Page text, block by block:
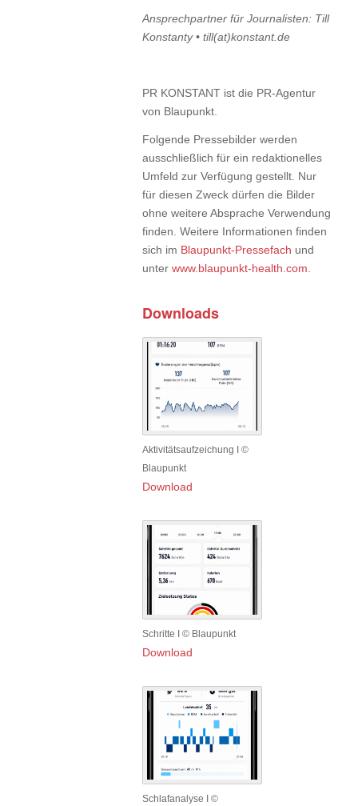
Ansprechpartner für Journalisten: Till
Konstanty • till(at)konstant.de
PR KONSTANT ist die PR-Agentur
von Blaupunkt.
Folgende Pressebilder werden
ausschließlich für ein redaktionelles
Umfeld zur Verfügung gestellt. Nur
für diesen Zweck dürfen die Bilder
ohne weitere Absprache Verwendung
finden. Weitere Informationen finden
sich im Blaupunkt-Pressefach und
unter www.blaupunkt-health.com
Downloads
Aktivitätsaufzeichung I ©
Blaupunkt
Download
Schritte I © Blaupunkt
Download
Schlafanalyse I ©